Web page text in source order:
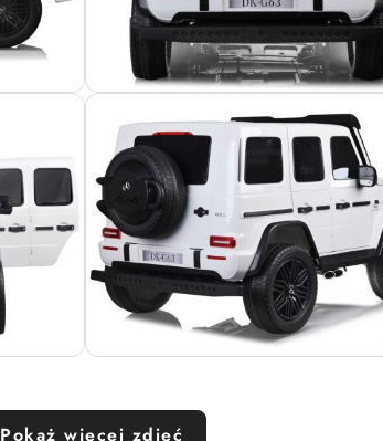
Pokaż więcej zdjęć